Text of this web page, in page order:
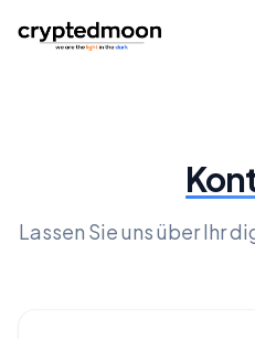
Lassen Sie uns über Ihr